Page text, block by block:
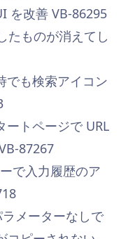
を改善 VB-86295
たものが消えてし
でも検索アイコン
ートページで URL
87267
で入力履歴のア
メーターなしで